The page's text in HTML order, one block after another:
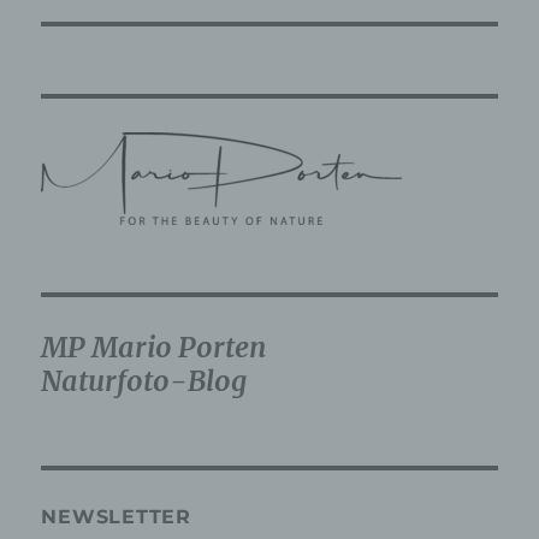
MP Mario Porten
Naturfoto-Blog
NEWSLETTER
Untersuchungsauftrags nach dem Unionsrecht
erhalten, gelten jedoch nicht als Empfänger.
j) Dritter
Dritter ist eine natürliche oder juristische
Verantwortlichen, dem Auftragsverarbeiter und
Verantwortung des Verantwortlichen oder des
Auftragsverarbeiters befugt sind, die
personenbezogenen Daten zu verarbeiten.
Einwilligung ist jede von der betroffenen Person